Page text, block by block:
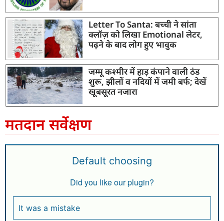
Letter To Santa: बच्ची ने सांता
क्लॉज़ को लिखा Emotional लेटर,
पढ़ने के बाद लोग हुए भावुक
जम्मू कश्मीर में हाड़ कंपाने वाली ठंड
शुरू, झीलों व नदियों में जमी बर्फ; देखें
खूबसूरत नजारा
मतदान सर्वेक्षण
Default choosing
Did you like our plugin?
It was a mistake